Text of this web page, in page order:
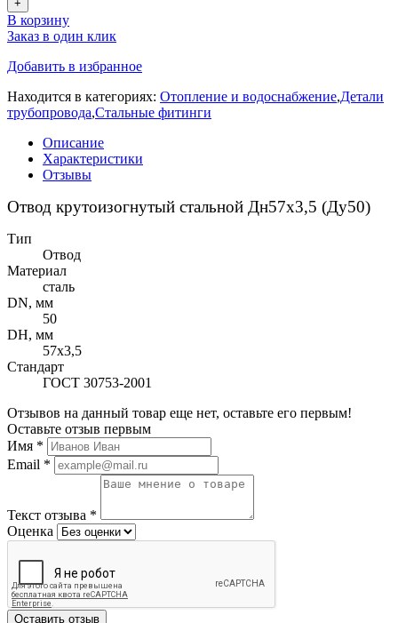
+
В корзину
Заказ в один клик
Добавить в избранное
Находится в категориях: Отопление и водоснабжение,Детали
трубопровода,Стальные фитинги
Описание
Характеристики
Отзывы
Отвод крутоизогнутый стальной Дн57х3,5 (Ду50)
Тип
Отвод
Материал
сталь
DN, мм
50
DH, мм
57х3,5
Стандарт
ГОСТ 30753-2001
Отзывов на данный товар еще нет, оставьте его первым!
Оставьте отзыв первым
Имя *
Email *
Текст отзыва *
Оценка
Оставить отзыв